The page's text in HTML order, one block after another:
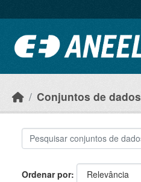
Conjuntos de dados
Ordenar por